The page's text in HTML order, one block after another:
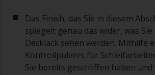
Das Finish, das Sie in diesem
spiegelt genau das wider, was Sie
Decklack sehen werden. Mithilfe
Kontrollpulvers für
Sie bereits geschliffen haben und